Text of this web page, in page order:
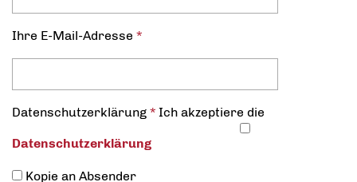
Ihre E-Mail-Adresse *
Datenschutz­erklärung * Ich akzeptiere die
Datenschutz­erklärung
Kopie an Absender